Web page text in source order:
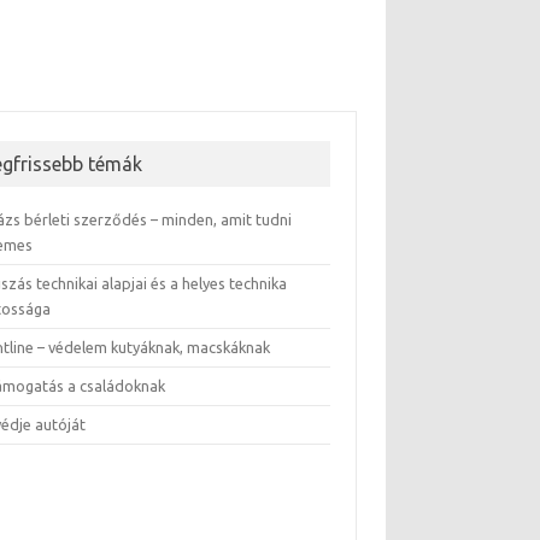
témák
bérleti szerződés – minden, amit tudni
technikai alapjai és a helyes technika
– védelem kutyáknak, macskáknak
a családoknak
autóját